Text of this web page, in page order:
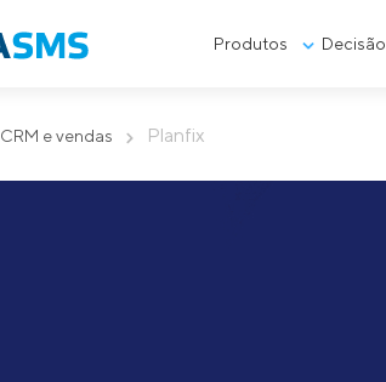
CRM e vendas Planfix
Produtos Decisão